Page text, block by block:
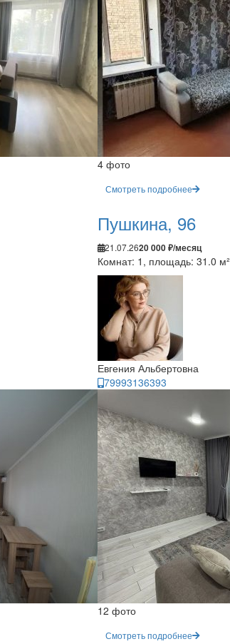
4 фото
Смотреть подробнее
Пушкина, 96
21.07.2620 000 ₽/месяц
Комнат: 1, площадь: 31.0 м²
Евгения Альбертовна
79993136393
12 фото
Смотреть подробнее